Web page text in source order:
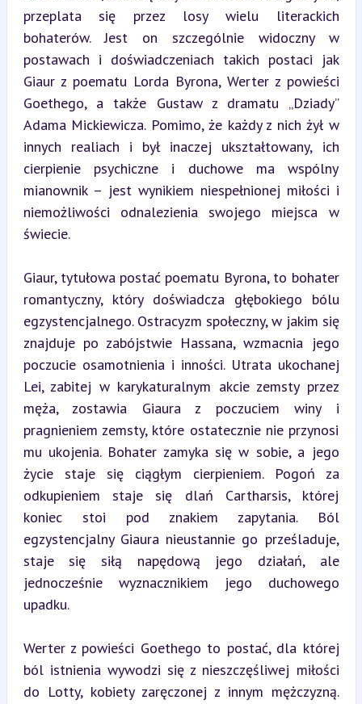
przeplata się przez losy wielu literackich
bohaterów. Jest on szczególnie widoczny w
postawach i doświadczeniach takich postaci jak
Giaur z poematu Lorda Byrona, Werter z powieści
Goethego, a także Gustaw z dramatu „Dziady”
Adama Mickiewicza. Pomimo, że każdy z nich żył w
innych realiach i był inaczej ukształtowany, ich
cierpienie psychiczne i duchowe ma wspólny
mianownik – jest wynikiem niespełnionej miłości i
niemożliwości odnalezienia swojego miejsca w
świecie.
Giaur, tytułowa postać poematu Byrona, to bohater
romantyczny, który doświadcza głębokiego bólu
egzystencjalnego. Ostracyzm społeczny, w jakim się
znajduje po zabójstwie Hassana, wzmacnia jego
poczucie osamotnienia i inności. Utrata ukochanej
Lei, zabitej w karykaturalnym akcie zemsty przez
męża, zostawia Giaura z poczuciem winy i
pragnieniem zemsty, które ostatecznie nie przynosi
mu ukojenia. Bohater zamyka się w sobie, a jego
życie staje się ciągłym cierpieniem. Pogoń za
odkupieniem staje się dlań Cartharsis, której
koniec stoi pod znakiem zapytania. Ból
egzystencjalny Giaura nieustannie go prześladuje,
staje się siłą napędową jego działań, ale
jednocześnie wyznacznikiem jego duchowego
upadku.
Werter z powieści Goethego to postać, dla której
ból istnienia wywodzi się z nieszczęśliwej miłości
do Lotty, kobiety zaręczonej z innym mężczyzną.